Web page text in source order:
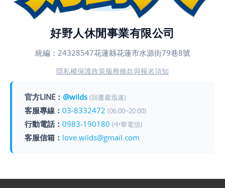
好野人休閒事業有限公司
統編：24328547花蓮縣花蓮市水源街79巷8號
隱私權保護政策服務條款與報名須知
官方LINE： @wilds (回覆最迅速)
客服專線： 03-8332472 (06:00~20:00)
行動電話： 0983-190180 (中華電信)
客服信箱： love.wilds@gmail.com